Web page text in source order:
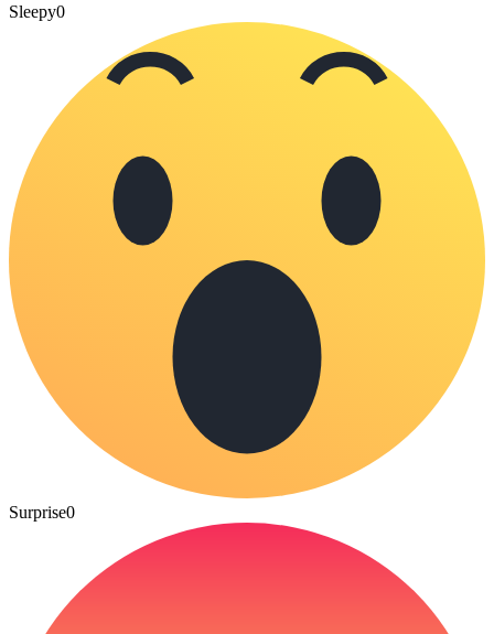
Sleepy0
Surprise0